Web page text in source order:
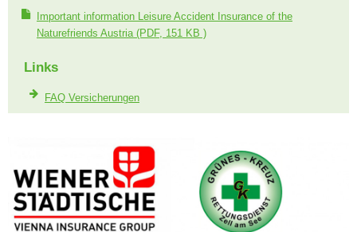
Important information Leisure Accident Insurance of the
Naturefriends Austria (PDF, 151 KB )
Links
FAQ Versicherungen